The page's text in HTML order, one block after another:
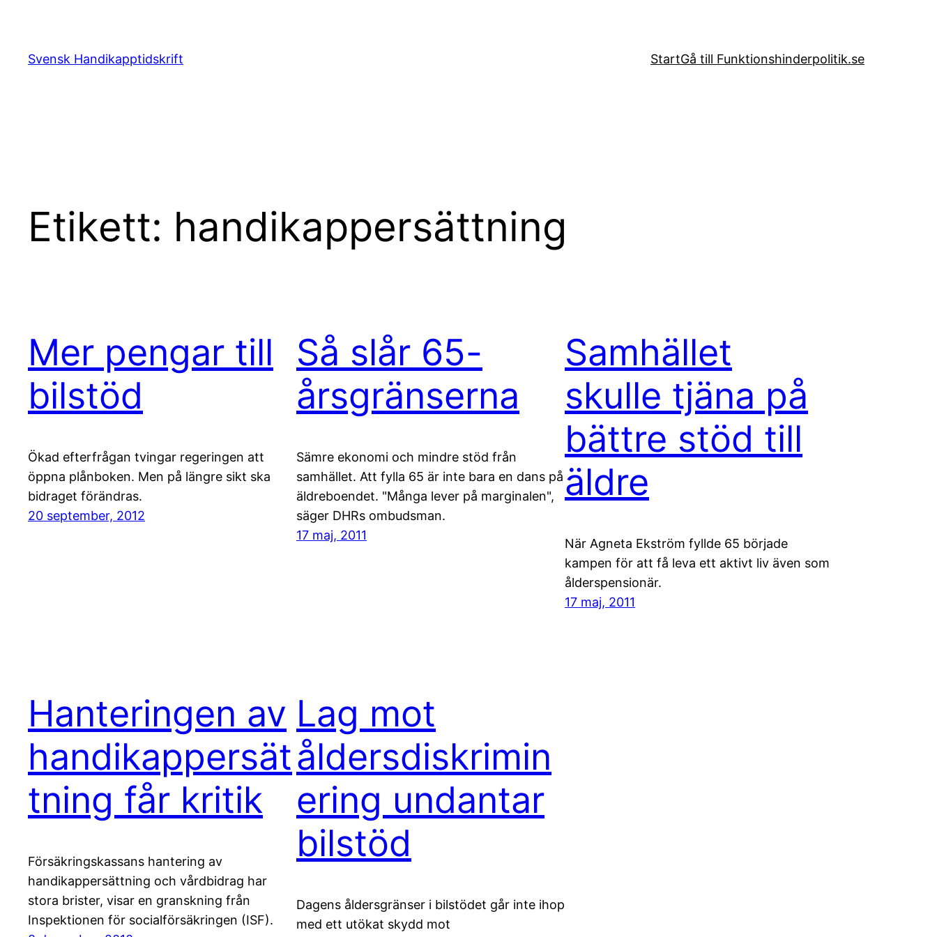
innehåll
Svensk Handikapptidskrift StartGå till Funktionshinderpolitik.se
Etikett: handikappersättning
Mer pengar till
bilstöd
Ökad efterfrågan tvingar regeringen att
öppna plånboken. Men på längre sikt ska
bidraget förändras.
20 september, 2012
Så slår 65-
årsgränserna
Sämre ekonomi och mindre stöd från
samhället. Att fylla 65 är inte bara en dans på
äldreboendet. "Många lever på marginalen",
säger DHRs ombudsman.
17 maj, 2011
Samhället
skulle tjäna på
bättre stöd till
äldre
När Agneta Ekström fyllde 65 började
kampen för att få leva ett aktivt liv även som
ålderspensionär.
17 maj, 2011
Hanteringen av
handikappersät
tning får kritik
Försäkringskassans hantering av
handikappersättning och vårdbidrag har
stora brister, visar en granskning från
Inspektionen för socialförsäkringen (ISF).
Lag mot
åldersdiskrimin
ering undantar
bilstöd
Dagens åldersgränser i bilstödet går inte ihop
med ett utökat skydd mot